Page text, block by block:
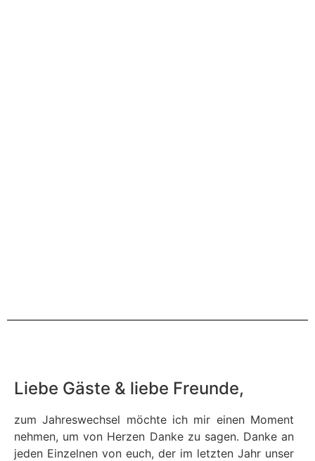
Liebe Gäste & liebe Freunde,
zum Jahreswechsel möchte ich mir einen Moment
nehmen, um von Herzen Danke zu sagen. Danke an
jeden Einzelnen von euch, der im letzten Jahr unser